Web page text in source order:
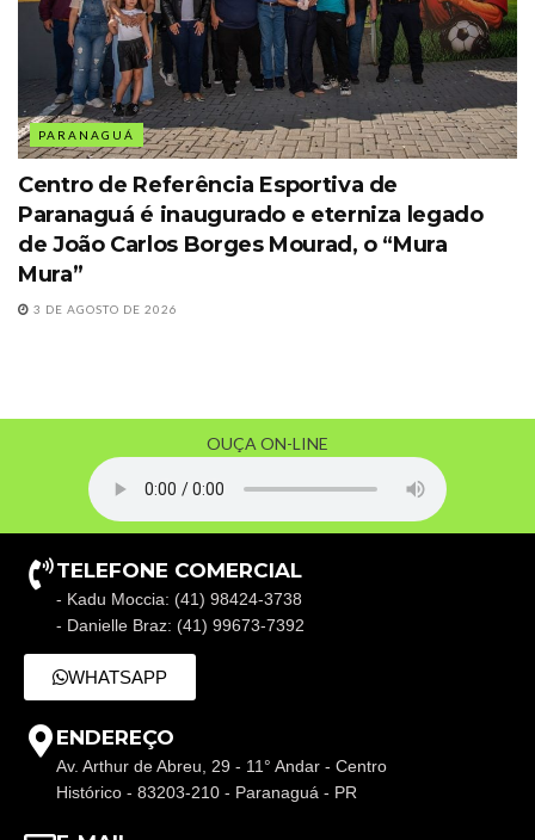
PARANAGUÁ
Centro de Referência Esportiva de
Paranaguá é inaugurado e eterniza legado
de João Carlos Borges Mourad, o “Mura
Mura”
3 DE AGOSTO DE 2026
OUÇA ON-LINE
TELEFONE COMERCIAL
- Kadu Moccia: (41) 98424-3738
- Danielle Braz: (41) 99673-7392
WHATSAPP
ENDEREÇO
Av. Arthur de Abreu, 29 - 11° Andar - Centro
Histórico - 83203-210 - Paranaguá - PR